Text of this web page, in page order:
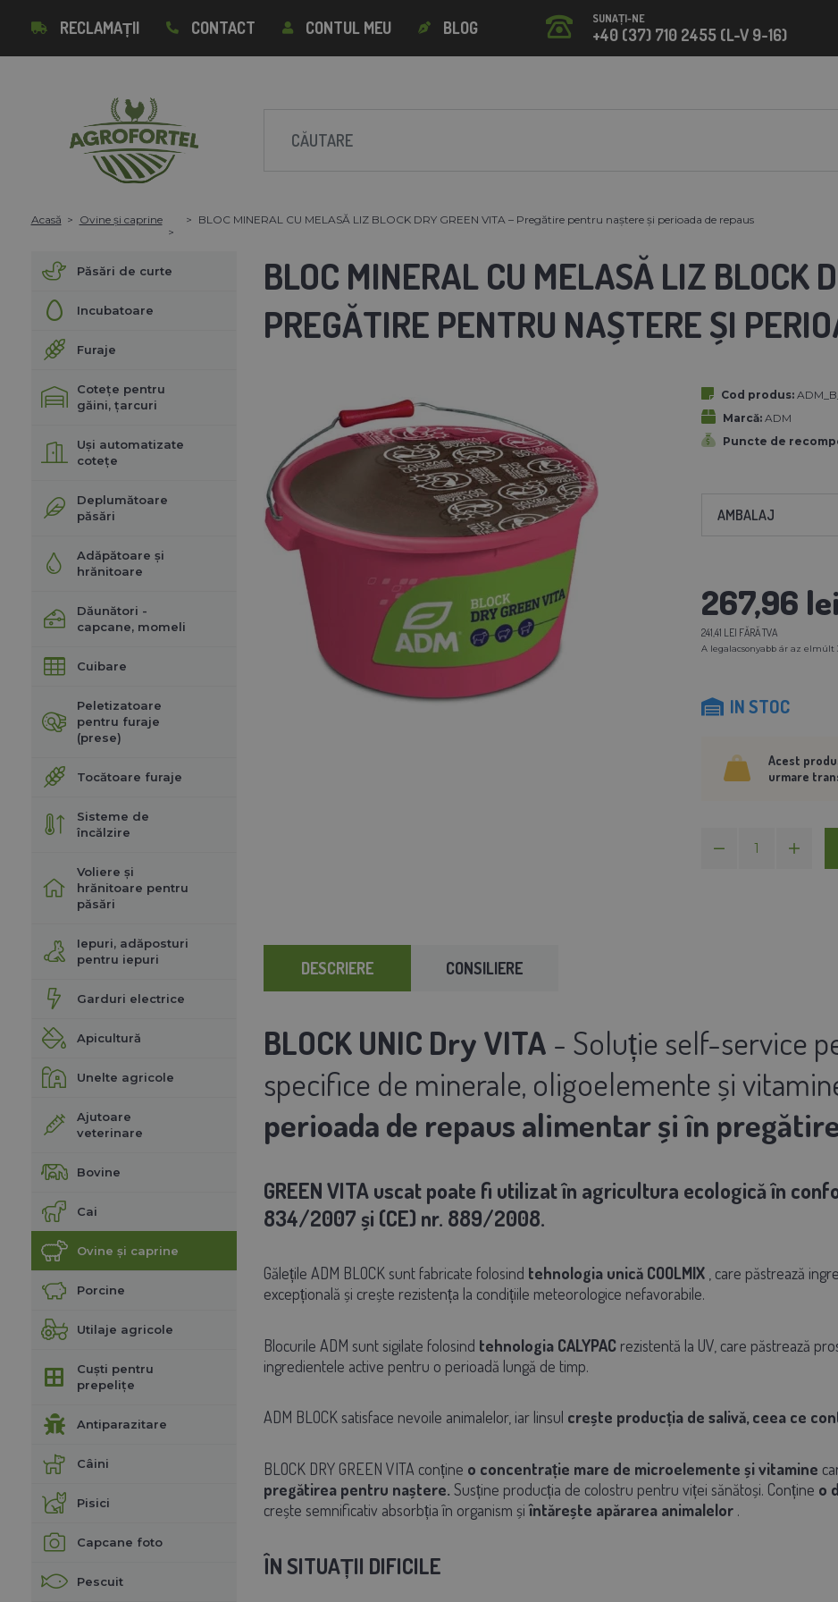
RECLAMAȚII CONTACT CONTUL MEU BLOG SUNAȚI-NE
+40 (37) 710 2455 (L-V 9-16)
Acasă Ovine și caprine BLOC MINERAL CU MELASĂ LIZ BLOCK DRY GREEN VITA – Pregătire pentru naștere și perioada de repaus
Păsări de curte
Incubatoare
Furaje
Cotețe pentru
găini, țarcuri
Uși automatizate
cotețe
Deplumătoare
păsări
Adăpătoare și
hrănitoare
Dăunători -
capcane, momeli
Cuibare
Peletizatoare
pentru furaje
(prese)
Tocătoare furaje
Sisteme de
încălzire
Voliere și
hrănitoare pentru
păsări
Iepuri, adăposturi
pentru iepuri
Garduri electrice
Apicultură
Unelte agricole
Ajutoare
veterinare
Bovine
Cai
Ovine și caprine
Porcine
Utilaje agricole
Cuști pentru
prepelițe
Antiparazitare
Câini
Pisici
Capcane foto
Pescuit
BLOC MINERAL CU MELASĂ LIZ BLOCK
PREGĂTIRE PENTRU NAȘTERE ȘI
Cod produs:
Marcă: ADM
Puncte de
AMBALAJ
267,96 lei
241,41 LEI FĂRĂ TVA
A legalacsonyabb ár az elmúlt
IN STOC
Acest
urmare
DESCRIERE CONSILIERE
BLOCK UNIC Dry VITA - Soluție self-service
specifice de minerale, oligoelemente și
perioada de repaus alimentar și în
GREEN VITA uscat poate fi utilizat în agricultura ecologică în
834/2007 și (CE) nr. 889/2008.
Gălețile ADM BLOCK sunt fabricate folosind tehnologia unică COOLMIX, care păstrează
excepțională și crește rezistența la condițiile meteorologice nefavorabile.
Blocurile ADM sunt sigilate folosind tehnologia CALYPACrezistentă la UV, care păstrează
ingredientele active pentru o perioadă lungă de timp.
ADM BLOCK satisface nevoile animalelor, iar linsul crește producția de salivă, ceea ce
BLOCK DRY GREEN VITA conține o concentrație mare de microelemente și vitamine
pregătirea pentru naștere. Susține producția de colostru pentru viței sănătoși. Conține o
crește semnificativ absorbția în organism șiîntărește apărarea animalelor.
ÎN SITUAȚII DIFICILE